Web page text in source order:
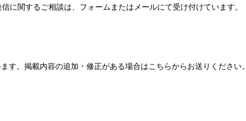
に関するご相談は、フォームまたはメールにて受け付けています。
。掲載内容の追加・修正がある場合はこちらからお送りください。